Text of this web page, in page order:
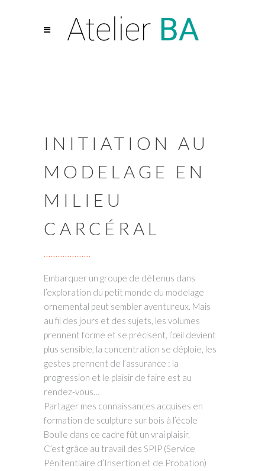
INITIATION AU
MODELAGE EN
MILIEU
CARCÉRAL
Embarquer un groupe de détenus dans
l’exploration du petit monde du modelage
ornemental peut sembler aventureux. Mais
au fil des jours et des sujets, les volumes
prennent forme et se précisent, l’œil devient
plus sensible, la concentration se déploie, les
gestes prennent de l’assurance : la
progression et le plaisir de faire est au
rendez-vous…
Partager mes connaissances acquises en
formation de sculpture sur bois à l’école
Boulle dans ce cadre fût un vrai plaisir.
C’est grâce au travail des SPIP (Service
Pénitentiaire d’Insertion et de Probation)